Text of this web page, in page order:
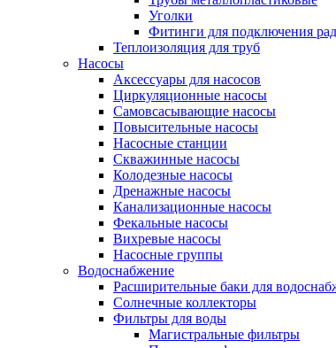
Уголки
Фитинги для подключения
Теплоизоляция для труб
Насосы
Аксессуары для насосов
Циркуляционные насосы
Самовсасывающие насосы
Повысительные насосы
Насосные станции
Скважинные насосы
Колодезные насосы
Дренажные насосы
Канализационные насосы
Фекальные насосы
Вихревые насосы
Насосные группы
Водоснабжение
Расширительные баки для
Солнечные коллекторы
Фильтры для воды
Магистральные фильтры